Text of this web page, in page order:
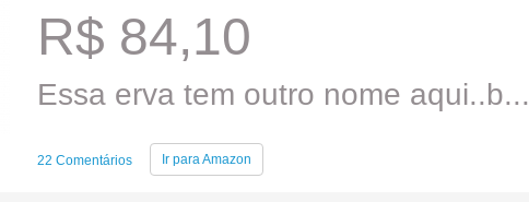
R$ 84,10
Essa erva tem outro nome aqui..b...
22 Comentários Ir paraAmazon